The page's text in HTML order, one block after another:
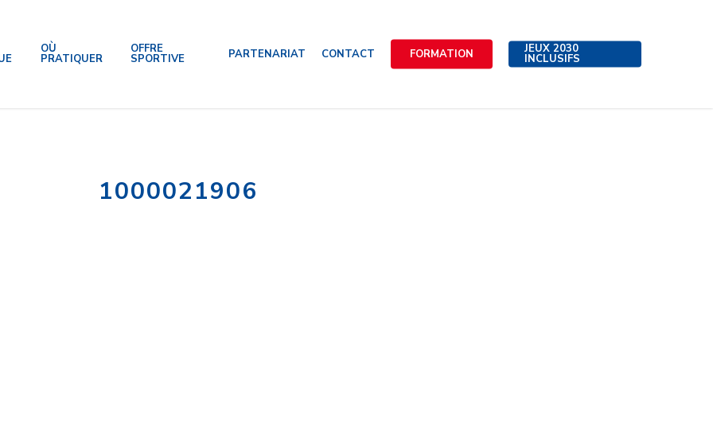
OÙ
PRATIQUER
OFFRE
SPORTIVE PARTENARIAT CONTACT FORMATION JEUX 2030
INCLUSIFS
1000021906